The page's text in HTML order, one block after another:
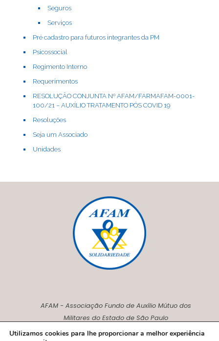
Seguros
Serviços
Pré cadastro para futuros integrantes da PM
Psicossocial
Regimento Interno
Requerimentos
RESOLUÇÃO CONJUNTA Nº AFAM/FARMAFAM-0001-
100/21 – AUXÍLIO TRATAMENTO PÓS COVID 19
Resoluções
Seja um Associado
Unidades
AFAM - Associação Fundo de Auxílio Mútuo dos
Militares do Estado de São Paulo
CNPJ00.230.675/0001-27
Utilizamos cookies para lhe proporcionar a melhor experiência